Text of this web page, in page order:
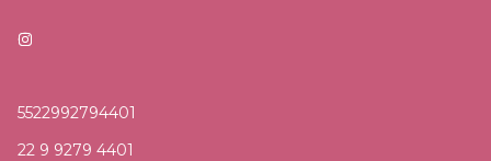
5522992794401
22 9 9279 4401